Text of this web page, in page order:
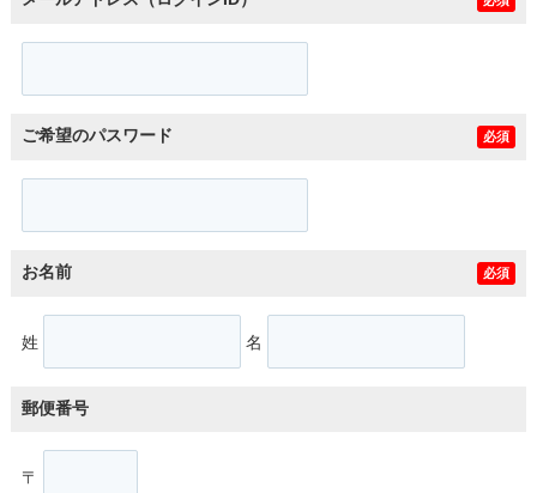
ご希望のパスワード 必須
お名前 必須
姓 名
郵便番号
〒